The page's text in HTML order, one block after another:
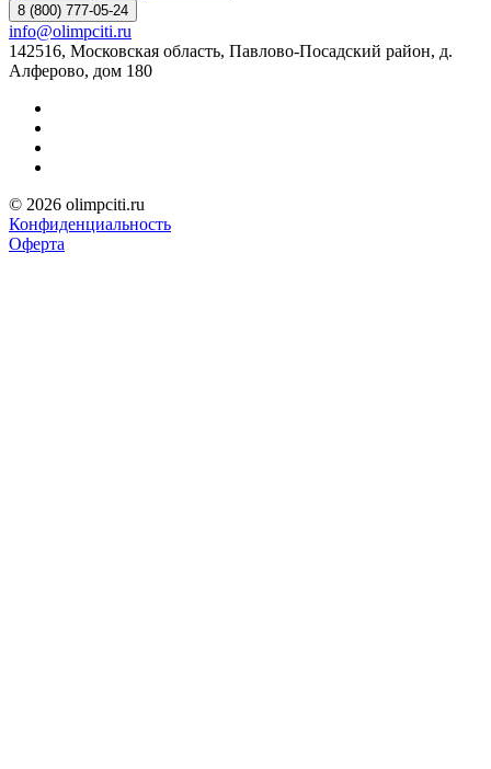
8 (800) 777-05-24
info@olimpciti.ru
142516, Московская область, Павлово-Посадский район, д.
Алферово, дом 180
© 2026 olimpciti.ru
Конфиденциальность
Оферта